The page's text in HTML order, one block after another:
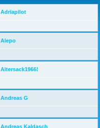
Adriapilot
Alepo
Altersack1966!
Andreas G
Andreas Kaldasch